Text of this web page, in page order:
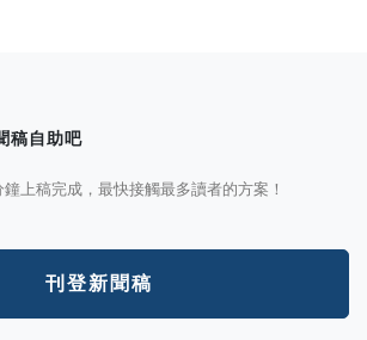
稿自助吧
上稿完成，最快接觸最多讀者的方案！
刊登新聞稿